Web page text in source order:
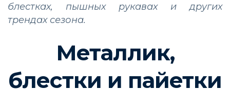
блестках, пышных рукавах и других
трендах сезона.
Металлик,
блестки и пайетки